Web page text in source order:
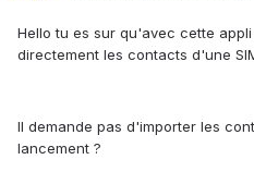
Hello tu es sur qu'avec cette
directement les contacts d'une
Il demande pas d'importer les
lancement ?